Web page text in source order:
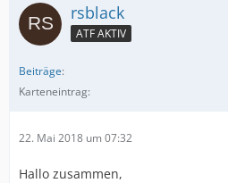
rsblack
ATF AKTIV
Beiträge
Karteneintrag
22. Mai 2018 um 07:32
Hallo zusammen,